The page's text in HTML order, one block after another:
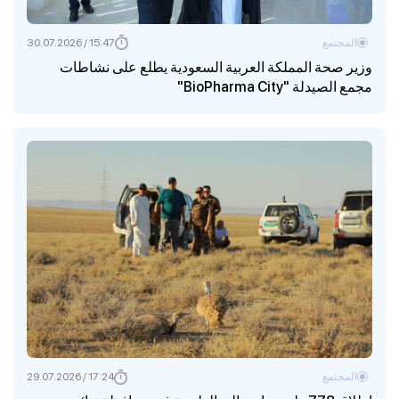
وزير صحة المملكة العربية السعودية يطلع على نشاطات
مجمع الصيدلة "BioPharma City"
المجتمع 15:47 / 30.07.2026
المجتمع 17:24 / 29.07.2026